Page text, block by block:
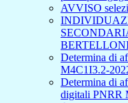
AVVISO
Determina di
M4C1I3.2-
Determina di
digitali PNRR